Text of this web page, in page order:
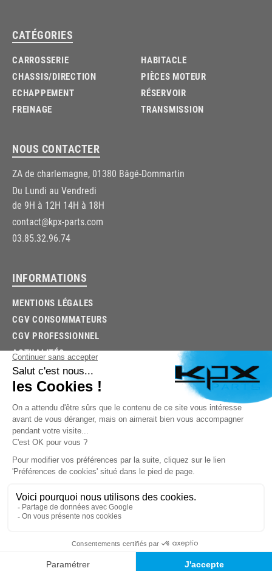
03.85.32.96.74
© 2026 -KPX PARTS- SITE CRÉÉ PARLET'S CLIC
CATÉGORIES
CARROSSERIE
CHASSIS/DIRECTION
ECHAPPEMENT
FREINAGE
HABITACLE
PIÈCES MOTEUR
RÉSERVOIR
TRANSMISSION
NOUS CONTACTER
ZA de charlemagne, 01380 Bâgé-Dommartin
Du Lundi au Vendredi
de 9H à 12H 14H à 18H
contact@kpx-parts.com
03.85.32.96.74
INFORMATIONS
MENTIONS LÉGALES
CGV CONSOMMATEURS
CGV PROFESSIONNEL
ACTUALITÉS
TROUVEZ LA BONNE PIÈCE RAPIDEMENT
03.85.32.96.74